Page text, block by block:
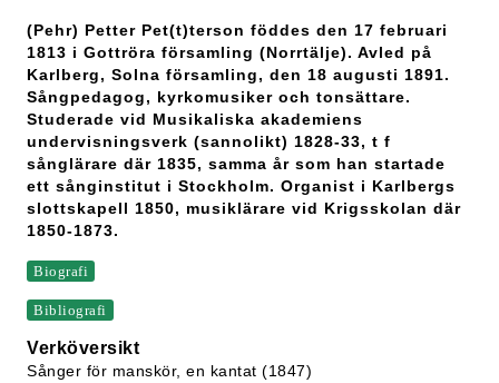
(Pehr) Petter Pet(t)terson föddes den 17 februari
1813 i Gottröra församling (Norrtälje). Avled på
Karlberg, Solna församling, den 18 augusti 1891.
Sångpedagog, kyrkomusiker och tonsättare.
Studerade vid Musikaliska akademiens
undervisningsverk (sannolikt) 1828-33, t f
sånglärare där 1835, samma år som han startade
ett sånginstitut i Stockholm. Organist i Karlbergs
slottskapell 1850, musiklärare vid Krigsskolan där
1850-1873.
Biografi
Bibliografi
Verköversikt
Sånger för manskör, en kantat (1847)